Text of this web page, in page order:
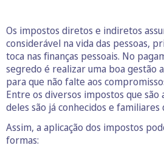
Os impostos diretos e indiretos
considerável na vida das pessoas,
toca nas finanças pessoais. No
segredo é realizar uma boa gestão
para que não falte aos
Entre os diversos impostos que
deles são já conhecidos e familiares
Assim, a aplicação dos impostos
formas: